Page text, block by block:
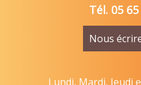
Tél. 05
Nous
Lundi, Mardi, Jeudi et